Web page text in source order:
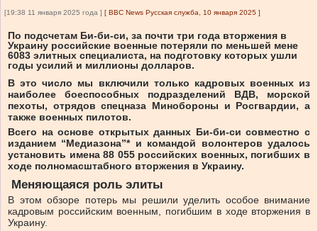
[19:38 11 января 2025 года ] [ BBC News Русская служба, 10 января 2025 ]
По подсчетам Би-би-си, за почти три года вторжения в
Украину российские военные потеряли по меньшей мене
6083 элитных специалиста, на подготовку которых ушли
годы усилий и миллионы долларов.
В это число мы включили только кадровых военных из
наиболее боеспособных подразделений ВДВ, морской
пехоты, отрядов спецназа Минобороны и Росгвардии, а
также военных пилотов.
Всего на основе открытых данных Би-би-си совместно с
изданием “Медиазона”* и командой волонтеров удалось
установить имена 88 055 российских военных, погибших в
ходе полномасштабного вторжения в Украину.
Меняющаяся роль элиты
В этом обзоре потерь мы решили уделить особое внимание
кадровым российским военным, погибшим в ходе вторжения в
Украину.